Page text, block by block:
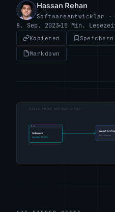
HR
Hassan Rehan
Softwareentwickler ·
8. Sep. 2023 15 Min.
Kopieren Speichern
Markdown